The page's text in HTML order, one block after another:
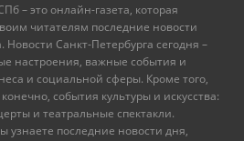
– это онлайн-газета, которая
читателям последние новости
Новости Санкт-Петербурга сегодня –
настроения, важные события и
и социальной сферы. Кроме того,
события культуры и искусства:
и театральные спектакли.
узнаете последние новости дня,